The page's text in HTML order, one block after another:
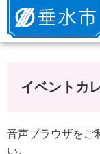
垂水市
イベントカ
音声ブラウザをご
い。